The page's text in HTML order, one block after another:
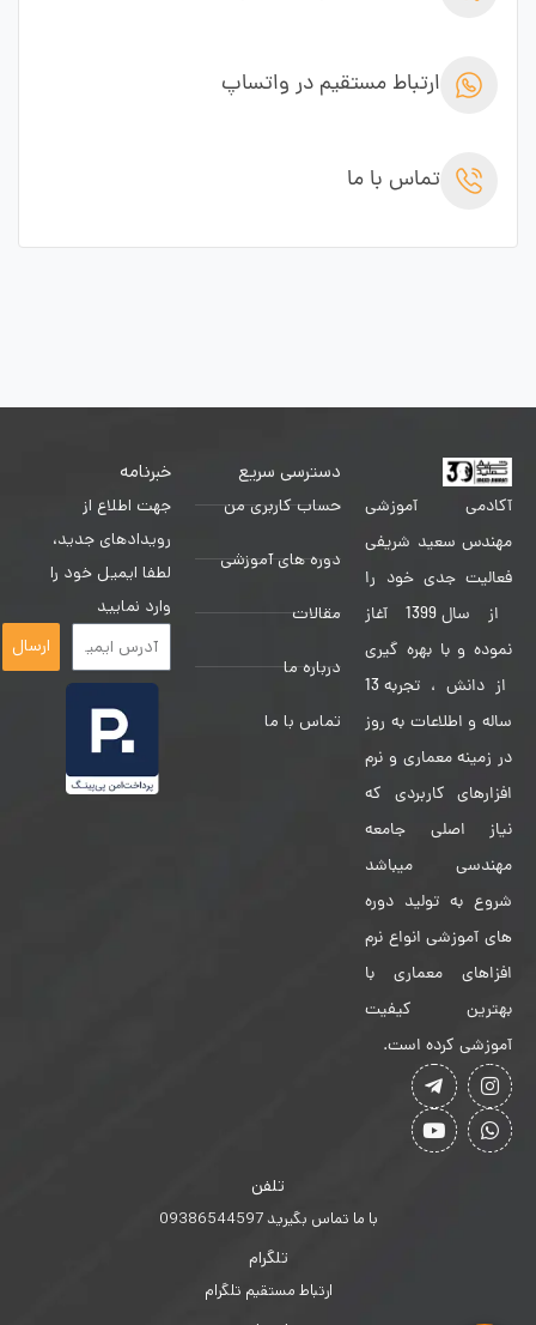
ارتباط مستقیم در واتساپ
تماس با ما
آکادمی آموزشی
مهندس سعید شریفی
فعالیت جدی خود را
از سال 1399 آغاز
نموده و با بهره گیری
از دانش ، تجربه 13
ساله و اطلاعات به روز
در زمینه معماری و نرم
افزارهای کاربردی که
نیاز اصلی جامعه
مهندسی میباشد
شروع به تولید دوره
های آموزشی انواع نرم
افزاهای معماری با
بهترین کیفیت
آموزشی کرده است.
دسترسی سریع
حساب کاربری من
دوره های آموزشی
مقالات
درباره ما
تماس با ما
خبرنامه
جهت اطلاع از
رویدادهای جدید،
لطفا ایمیل خود را
وارد نمایید
ارسال
تلفن
با ما تماس بگیرید 09386544597
تلگرام
ارتباط مستقیم تلگرام